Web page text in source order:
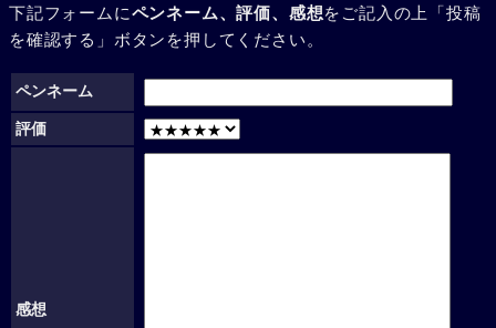
下記フォームにペンネーム、評価、感想をご記入の上「投稿
を確認する」ボタンを押してください。
ペンネーム
評価
感想